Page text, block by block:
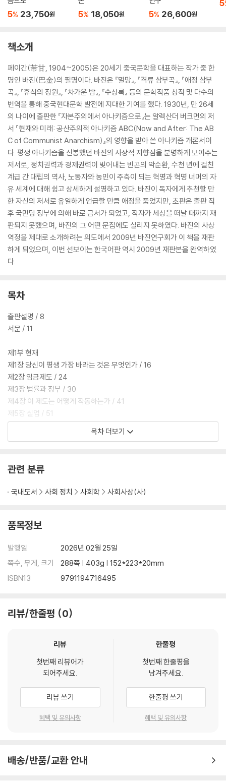
5% 23,750원 5% 18,050원 5% 26,600원
5
책소개
페이간(芾甘, 1904~2005)은 20세기 중국문학을 대표하는 작가 중 한
명인 바진(巴金)의 필명이다. 바진은 『멸망』, 『격류 삼부곡』, 『애정 삼부
곡』, 『휴식의 정원』, 『차가운 밤』, 『수상록』 등의 문학작품 창작 및 다수의
번역을 통해 중국현대문학 발전에 지대한 기여를 했다. 1930년, 만 26세
의 나이에 출판한 『자본주의에서 아나키즘으로』는 알렉산더 버크먼의 저
서 『현재와 미래: 공산주의적 아나키즘 ABC(Now and After: The AB
C of Communist Anarchism)』의 영향을 받아 쓴 아나키즘 개론서이
다. 평생 아나키즘을 신봉했던 바진의 사상적 지향점을 분명하게 보여주는
저서로, 정치권력과 경제권력이 빚어내는 빈곤의 악순환, 수천 년에 걸친
계급 간 대립의 역사, 노동자와 농민이 주축이 되는 혁명과 혁명 너머의 자
유 세계에 대해 쉽고 상세하게 설명하고 있다. 바진이 독자에게 추천할 만
한 자신의 저서로 유일하게 언급할 만큼 애정을 품었지만, 초판은 출판 직
후 국민당 정부에 의해 바로 금서가 되었고, 작자가 세상을 떠날 때까지 재
판되지 못했으며, 바진의 그 어떤 문집에도 실리지 못하였다. 바진의 사상
역정을 제대로 소개하려는 의도에서 2009년 바진연구회가 이 책을 재판
하게 되었으며, 이번 선보이는 한국어판 역시 2009년 재판본을 완역하였
다.
목차
출판설명 / 8
서문 / 11
제1부 현재
제1장 당신이 평생 가장 바라는 것은 무엇인가 / 16
제2장 임금제도 / 24
제3장 법률과 정부 / 30
제4장 이 제도는 어떻게 작동하는가 / 41
제5장 실업 / 51
제6장 전쟁 / 58
제10장 개량파와 정객 / 101
제12장 2월 혁명 / 126
제14장 볼셰비키 / 144
제16장 독재정치의 농간 / 161
제2부 아나키즘
제1장 아나키즘이란 무엇인가? / 174
제3장 아나키즘 사회에서 / 184
제4장 계급투쟁 / 194
제1장 왜 혁명을 해야 하는가? / 202
제2장 사회혁명 / 208
제3장 준비 / 212
제4장 노동조합의 직무 / 224
제5장 원리와 실행 / 244
목차 더보기
관련 분류
국내도서 사회 정치 사회학 사회사상(사)
품목정보
발행일
2026년 02월 25일
쪽수, 무게, 크기
288쪽 | 403g | 152*223*20mm
ISBN13
9791194716495
리뷰/한줄평 0
리뷰
첫번째 리뷰어가
되어주세요.
리뷰 쓰기
혜택 및 유의사항
한줄평
첫번째 한줄평을
남겨주세요.
한줄평 쓰기
혜택 및 유의사항
배송/반품/교환 안내